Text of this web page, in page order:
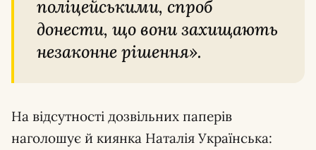
поліцейськими, спроб
донести, що вони захищають
незаконне рішення».
На відсутності дозвільних паперів
наголошує й киянка Наталія Українська: